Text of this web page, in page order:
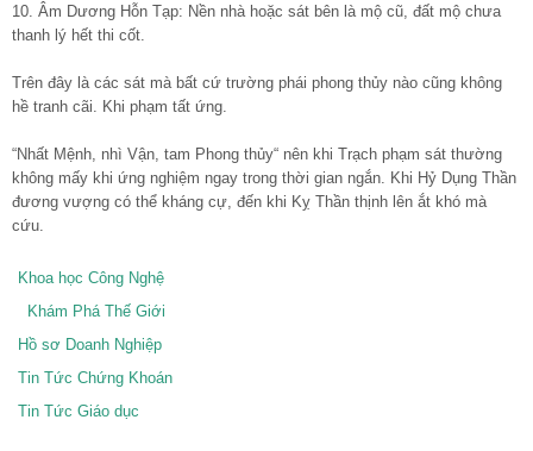
10. Âm Dương Hỗn Tạp: Nền nhà hoặc sát bên là mộ cũ, đất mộ chưa
thanh lý hết thi cốt.
Trên đây là các sát mà bất cứ trường phái phong thủy nào cũng không
hề tranh cãi. Khi phạm tất ứng.
“Nhất Mệnh, nhì Vận, tam Phong thủy“ nên khi Trạch phạm sát thường
không mấy khi ứng nghiệm ngay trong thời gian ngắn. Khi Hỷ Dụng Thần
đương vượng có thể kháng cự, đến khi Kỵ Thần thịnh lên ắt khó mà
cứu.
Khoa học Công Nghệ
Khám Phá Thế Giới
Hồ sơ Doanh Nghiệp
Tin Tức Chứng Khoán
Tin Tức Giáo dục